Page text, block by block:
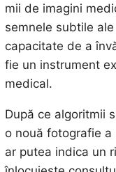
mii de imagini
semnele subtile
capacitate de a
fie un instrument
medical.
După ce algoritmii
o nouă fotografie
ar putea indica un